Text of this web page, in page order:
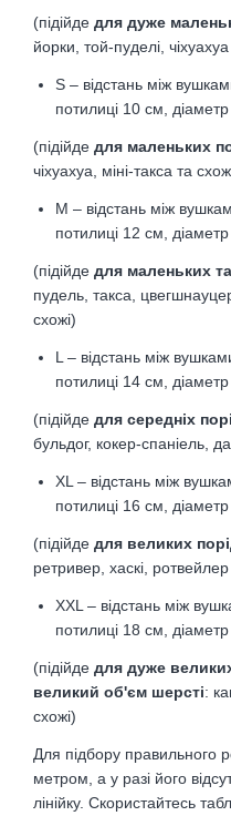
(підійде для дуже
йорки, той-пуделі,
S – відстань між
потилиці 10 см,
(підійде для маленьких
чіхуахуа, міні-такса та
M – відстань між
потилиці 12 см
(підійде для маленьких
пудель, такса,
схожі)
L – відстань між
потилиці 14 см
(підійде для середніх
бульдог, кокер-спаніель,
XL – відстань між
потилиці 16 см
(підійде для великих
ретривер, хаскі, ротвейлер
XXL – відстань між
потилиці 18 см,
(підійде для дуже
великий об'єм шерсті:
схожі)
Для підбору правильного
метром, а у разі його
лінійку. Скористайтесь